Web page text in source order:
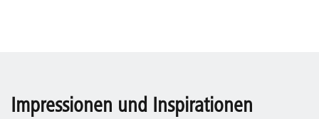
Impressionen und Inspirationen